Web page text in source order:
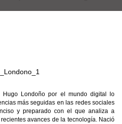
Londoño por el mundo digital lo
más seguidas en las redes sociales
y preparado con el que analiza a
avances de la tecnología. Nació